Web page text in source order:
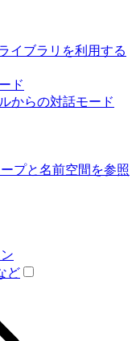
イブラリを利用する
ド
からの対話モード
プと名前空間を参照
ど